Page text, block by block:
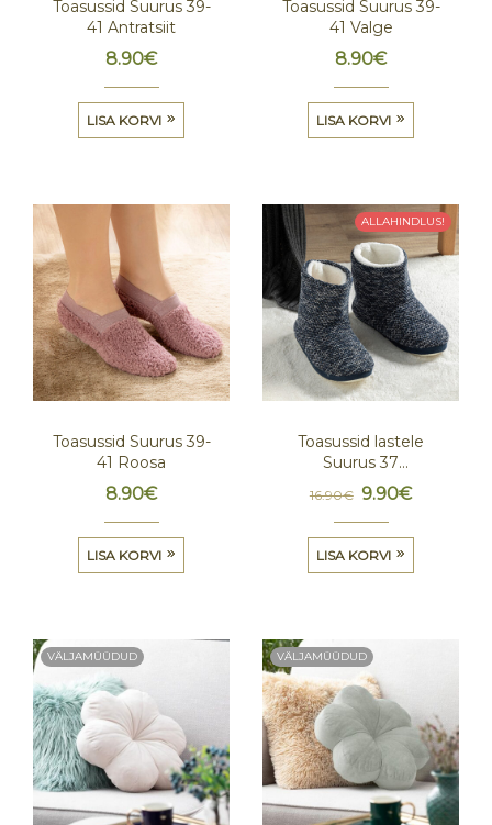
Toasussid Suurus 39-
41 Antratsiit
8.90€
LISA KORVI
Toasussid Suurus 39-
41 Valge
8.90€
LISA KORVI
Toasussid Suurus 39-
41 Roosa
8.90€
LISA KORVI
ALLAHINDLUS!
Toasussid lastele
Suurus 37
Tumesinine
16.90€ 9.90€
LISA KORVI
VÄLJAMÜÜDUD VÄLJAMÜÜDUD